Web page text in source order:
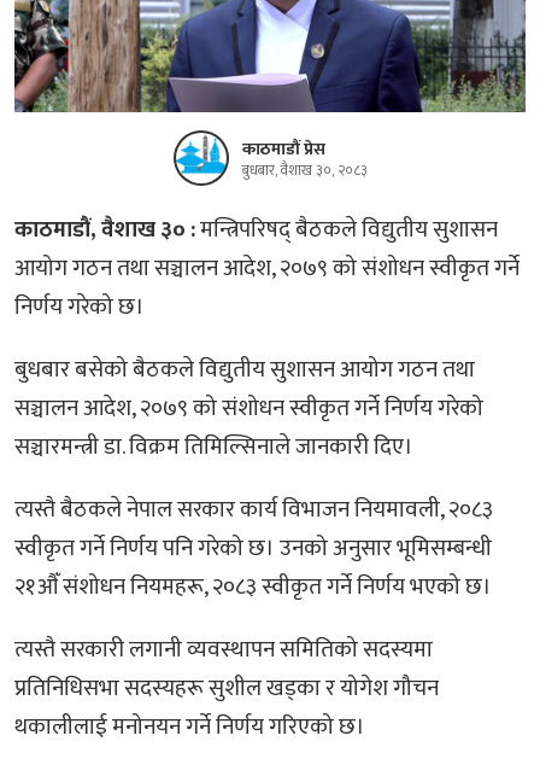
काठमाडौं प्रेस
बुधबार, वैशाख ३०, २०८३
काठमाडौं, वैशाख ३० :मन्त्रिपरिषद् बैठकले विद्युतीय सुशासन
आयोग गठन तथा सञ्चालन आदेश, २०७९ को संशोधन स्वीकृत गर्ने
निर्णय गरेको छ।
बुधबार बसेको बैठकले विद्युतीय सुशासन आयोग गठन तथा
सञ्चालन आदेश, २०७९ को संशोधन स्वीकृत गर्ने निर्णय गरेको
सञ्चारमन्त्री डा. विक्रम तिमिल्सिनाले जानकारी दिए।
त्यस्तै बैठकले नेपाल सरकार कार्य विभाजन नियमावली, २०८३
स्वीकृत गर्ने निर्णय पनि गरेको छ। उनको अनुसार भूमिसम्बन्धी
२१औँ संशोधन नियमहरू, २०८३ स्वीकृत गर्ने निर्णय भएको छ।
त्यस्तै सरकारी लगानी व्यवस्थापन समितिको सदस्यमा
प्रतिनिधिसभा सदस्यहरू सुशील खड्का र योगेश गौचन
थकालीलाई मनोनयन गर्ने निर्णय गरिएको छ।